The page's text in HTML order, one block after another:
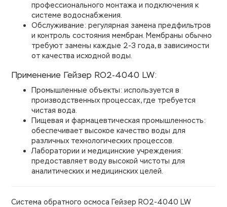
профессионального монтажа и подключения к
системе водоснабжения.
Обслуживание: регулярная замена предфильтров
и контроль состояния мембран. Мембраны обычно
требуют замены каждые 2-3 года, в зависимости
от качества исходной воды.
Применение Гейзер RO2-4040 LW:
Промышленные объекты: используется в
производственных процессах, где требуется
чистая вода.
Пищевая и фармацевтическая промышленность:
обеспечивает высокое качество воды для
различных технологических процессов.
Лаборатории и медицинские учреждения:
предоставляет воду высокой чистоты для
аналитических и медицинских целей.
Система обратного осмоса Гейзер RO2-4040 LW